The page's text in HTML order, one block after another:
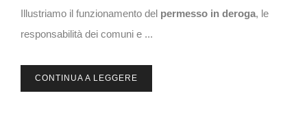
Illustriamo il funzionamento del permesso in deroga, le
responsabilità dei comuni e ...
CONTINUA A LEGGERE